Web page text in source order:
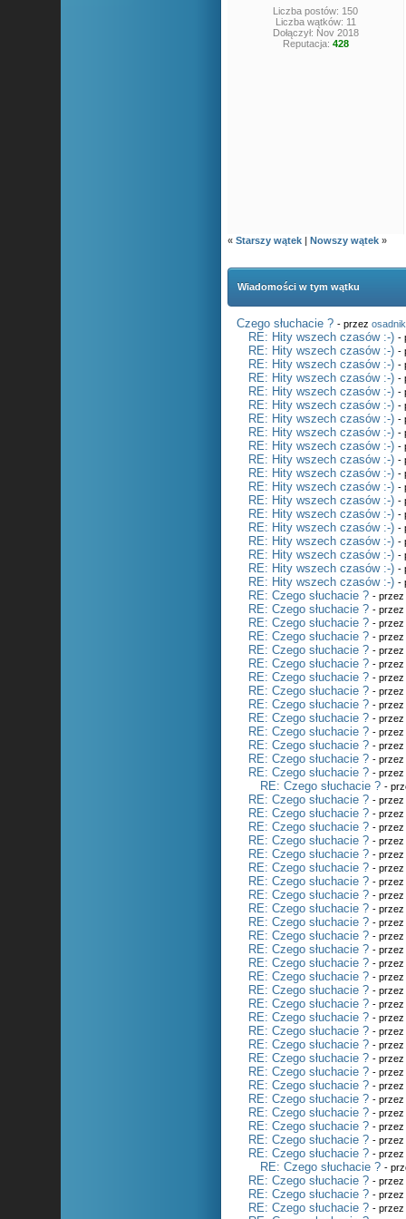
Liczba postów: 150
Liczba wątków: 11
Dołączył: Nov 2018
Reputacja: 428
«Starszy wątek |Nowszy wątek »
Wiadomości w tym wątku
Czego słuchacie ? - przezosadnik
RE: Hity wszech czasów :-) -
RE: Hity wszech czasów :-) -
RE: Hity wszech czasów :-) -
RE: Hity wszech czasów :-) -
RE: Hity wszech czasów :-) -
RE: Hity wszech czasów :-) -
RE: Hity wszech czasów :-) -
RE: Hity wszech czasów :-) -
RE: Hity wszech czasów :-) -
RE: Hity wszech czasów :-) -
RE: Hity wszech czasów :-) -
RE: Hity wszech czasów :-) -
RE: Hity wszech czasów :-) -
RE: Hity wszech czasów :-) -
RE: Hity wszech czasów :-) -
RE: Hity wszech czasów :-) -
RE: Hity wszech czasów :-) -
RE: Hity wszech czasów :-) -
RE: Hity wszech czasów :-) -
RE: Czego słuchacie ? -
RE: Czego słuchacie ? - przez
RE: Czego słuchacie ? -
RE: Czego słuchacie ? -
RE: Czego słuchacie ? -
RE: Czego słuchacie ? - przez
RE: Czego słuchacie ? -
RE: Czego słuchacie ? - przez
RE: Czego słuchacie ? -
RE: Czego słuchacie ? -
RE: Czego słuchacie ? - przez
RE: Czego słuchacie ? -
RE: Czego słuchacie ? - przez
RE: Czego słuchacie ? -
RE: Czego słuchacie ? -
RE: Czego słuchacie ? -
RE: Czego słuchacie ? - przez
RE: Czego słuchacie ? -
RE: Czego słuchacie ? -
RE: Czego słuchacie ? -
RE: Czego słuchacie ? - przez
RE: Czego słuchacie ? -
RE: Czego słuchacie ? - przez
RE: Czego słuchacie ? - przez
RE: Czego słuchacie ? -
RE: Czego słuchacie ? -
RE: Czego słuchacie ? -
RE: Czego słuchacie ? -
RE: Czego słuchacie ? -
RE: Czego słuchacie ? -
RE: Czego słuchacie ? - przez
RE: Czego słuchacie ? - przez
RE: Czego słuchacie ? -
RE: Czego słuchacie ? -
RE: Czego słuchacie ? - przez
RE: Czego słuchacie ? -
RE: Czego słuchacie ? -
RE: Czego słuchacie ? -
RE: Czego słuchacie ? -
RE: Czego słuchacie ? -
RE: Czego słuchacie ? - przez
RE: Czego słuchacie ? -
RE: Czego słuchacie ? -
RE: Czego słuchacie ? -
RE: Czego słuchacie ? - przez
RE: Czego słuchacie ? -